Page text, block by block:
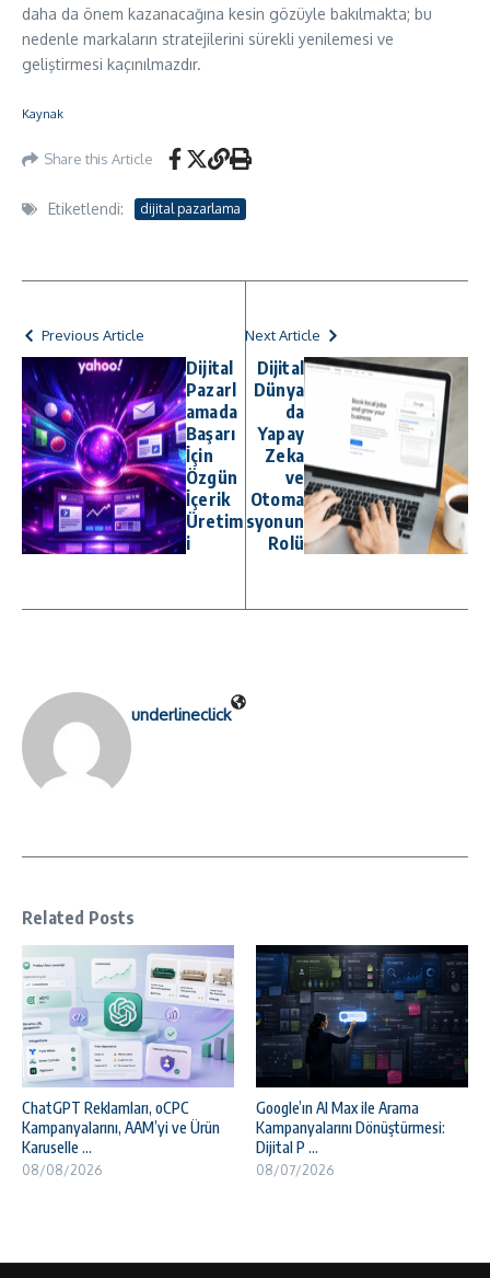
daha da önem kazanacağına kesin gözüyle bakılmakta; bu
nedenle markaların stratejilerini sürekli yenilemesi ve
geliştirmesi kaçınılmazdır.
Kaynak
Share this Article
Etiketlendi: dijital pazarlama
Previous Article
Dijital
Pazarl
amada
Başarı
İçin
Özgün
İçerik
Üretim
i
Next Article
Dijital
Dünya
da
Yapay
Zeka
ve
Otoma
syonun
Rolü
underlineclick
Related Posts
ChatGPT Reklamları, oCPC
Kampanyalarını, AAM’yi ve Ürün
Karuselle ...
08/08/2026
Google’ın AI Max ile Arama
Kampanyalarını Dönüştürmesi:
Dijital P ...
08/07/2026